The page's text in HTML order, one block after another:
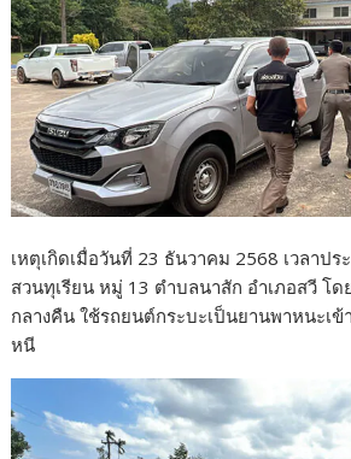
เหตุเกิดเมื่อวันที่ 23 ธันวาคม 2568 เวลาป
สวนทุเรียน หมู่ 13 ตำบลนาสัก อำเภอสวี โด
กลางคืน ใช้รถยนต์กระบะเป็นยานพาหนะเ
หนี